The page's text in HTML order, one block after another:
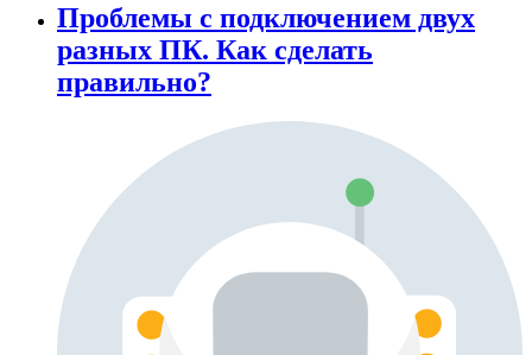
Проблемы с подключением двух
разных ПК. Как сделать
правильно?